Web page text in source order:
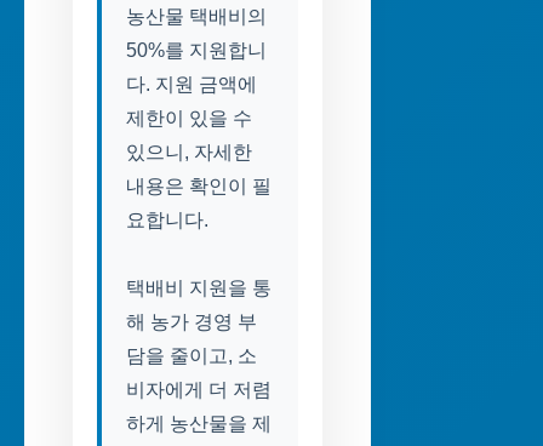
농산물 택배비의
50%를 지원합니
다. 지원 금액에
제한이 있을 수
있으니, 자세한
내용은 확인이 필
요합니다.
택배비 지원을 통
해 농가 경영 부
담을 줄이고, 소
비자에게 더 저렴
하게 농산물을 제